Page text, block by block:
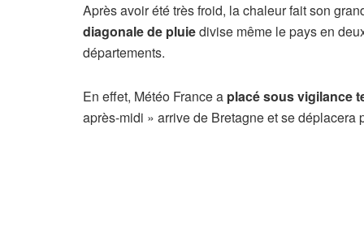
Après avoir été très froid, la chaleur fait son
diagonale de pluiedivise même le pays en
départements.
En effet, Météo France a placé sous vigilance
après-midi » arrive de Bretagne et se déplacera